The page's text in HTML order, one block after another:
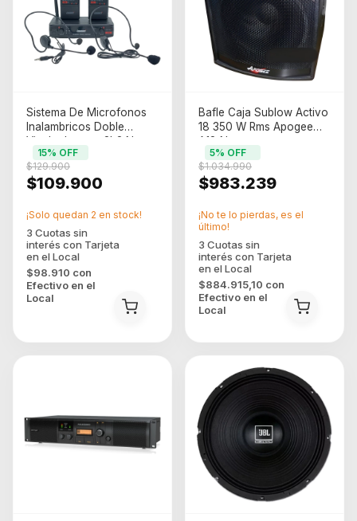
Sistema De Microfonos
Inalambricos Doble
Vincha Lexsen 2b2 Negro
$109.900
$129.900
15% OFF
$98.910 con
Efectivo en el
Local
¡Solo quedan 2 en stock!
Bafle Caja Sublow Activo
18 350 W Rms Apogee
A18 Negro
$983.239
$1.034.990
5% OFF
$884.915,10 con
Efectivo en el
Local
¡No te lo pierdas, es el
último!